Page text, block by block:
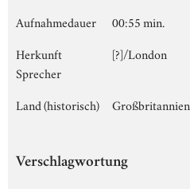
Aufnahmedauer
00:55 min.
Herkunft
Sprecher
[?]/London
Land (historisch) Großbritannien
Verschlagwortung